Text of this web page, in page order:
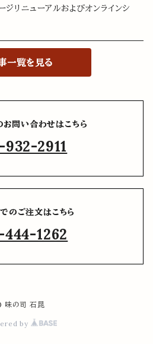
リニューアルおよびオンラインシ
一覧を見る
お問い合わせはこちら
2911
のご注文はこちら
1262
味の司 石昆
by